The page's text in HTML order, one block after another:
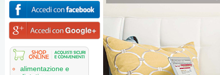
alimentazione e